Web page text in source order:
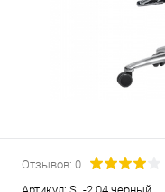
Отзывов: 0